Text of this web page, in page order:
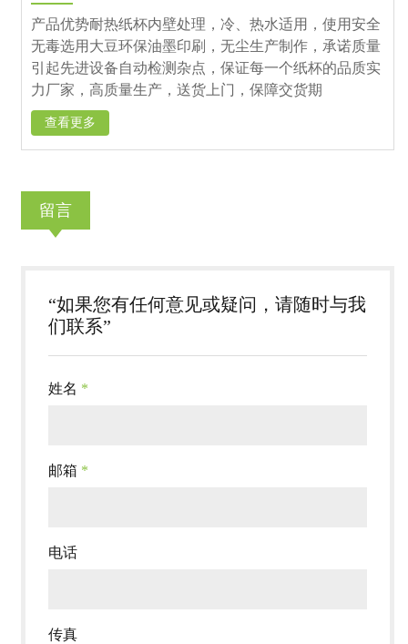
产品优势耐热纸杯内壁处理，冷、热水适用，使用安全
无毒选用大豆环保油墨印刷，无尘生产制作，承诺质量
引起先进设备自动检测杂点，保证每一个纸杯的品质实
力厂家，高质量生产，送货上门，保障交货期
查看更多
留言
“如果您有任何意见或疑问，请随时与我
们联系”
姓名 *
邮箱 *
电话
传真